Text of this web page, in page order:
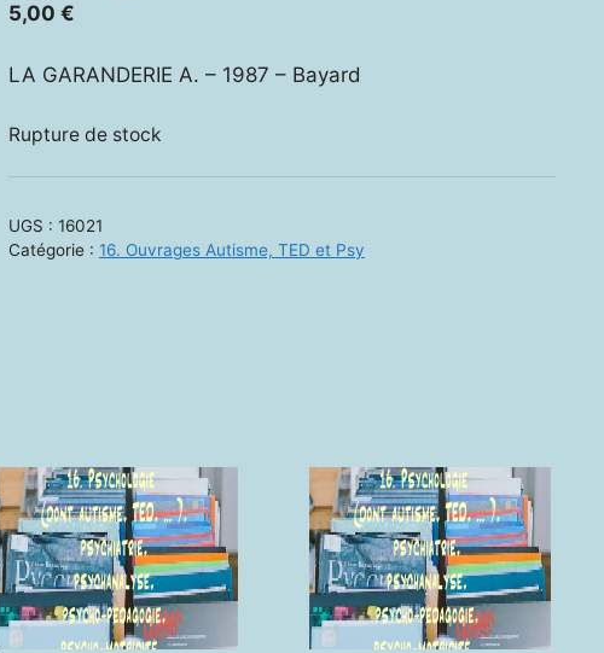
5,00 €
LA GARANDERIE A. – 1987 – Bayard
Rupture de stock
UGS : 16021
Catégorie : 16. Ouvrages Autisme, TED et Psy